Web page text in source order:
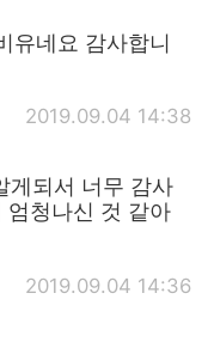
유네요 감사합니
2019.09.04 14:38
게되서 너무 감사
엄청나신 것 같아
2019.09.04 14:36